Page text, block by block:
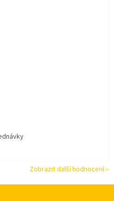
je 5 z 5 hvězdiček.
je 5 z 5 hvězdiček.
Zobrazit další hodnocení